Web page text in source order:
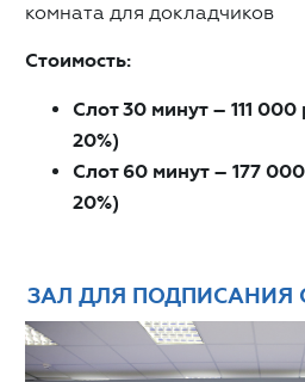
комната для докладчиков
Стоимость:
Слот 30 минут – 111
20%)
Слот 60 минут – 177
20%)
ЗАЛ ДЛЯ ПОДПИСАНИЯ